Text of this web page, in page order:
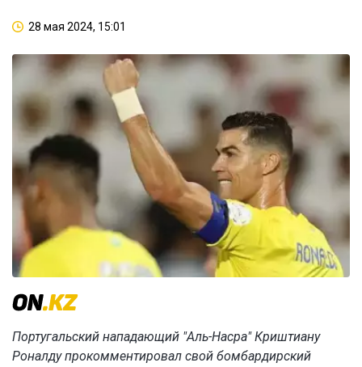
28 мая 2024, 15:01
Португальский нападающий "Аль-Насра" Криштиану
Роналду прокомментировал свой бомбардирский